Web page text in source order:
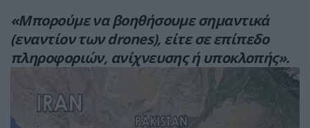
«Μπορούμε να βοηθήσουμε σημαντικά
(εναντίον των drones), είτε σε επίπεδο
πληροφοριών, ανίχνευσης ή υποκλοπής».